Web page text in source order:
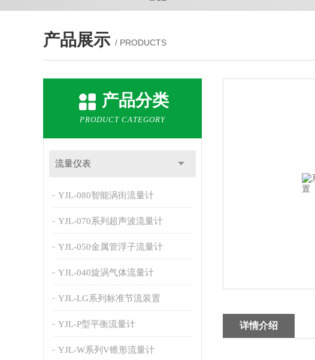
产品展示 / PRODUCTS
产品分类
PRODUCT CATEGORY
流量仪表
YJL-080智能涡街流量计
YJL-070系列超声波流量计
YJL-050金属管浮子流量计
YJL-040旋涡气体流量计
YJL-LG系列标准节流装置
YJL-P型平衡流量计
YJL-W系列V锥形流量计
详情介绍